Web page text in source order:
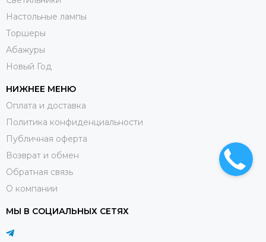
Настольные лампы
Торшеры
Абажуры
Новый Год
НИЖНЕЕ МЕНЮ
Оплата и доставка
Политика конфиденциальности
Публичная оферта
Возврат и обмен
Обратная связь
О компании
МЫ В СОЦИАЛЬНЫХ СЕТЯХ